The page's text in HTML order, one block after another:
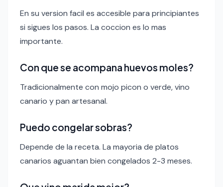
En su version facil es accesible para principiantes
si sigues los pasos. La coccion es lo mas
importante.
Con que se acompana huevos moles?
Tradicionalmente con mojo picon o verde, vino
canario y pan artesanal.
Puedo congelar sobras?
Depende de la receta. La mayoria de platos
canarios aguantan bien congelados 2-3 meses.